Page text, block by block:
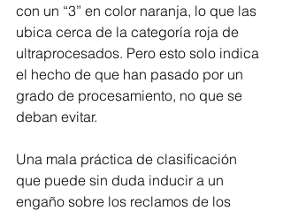
con un “3” en color naranja, lo que las
ubica cerca de la categoría roja de
ultraprocesados. Pero esto solo indica
el hecho de que han pasado por un
grado de procesamiento, no que se
deban evitar.
Una mala práctica de clasificación
que puede sin duda inducir a un
engaño sobre los reclamos de los